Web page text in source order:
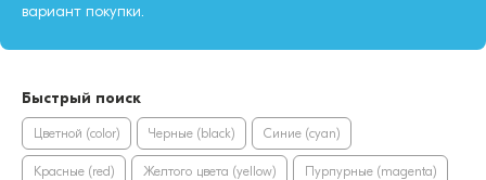
вариант покупки.
Быстрый поиск
Цветной (color) Черные (black) Синие (cyan)
Красные (red) Желтого цвета (yellow) Пурпурные (magenta)